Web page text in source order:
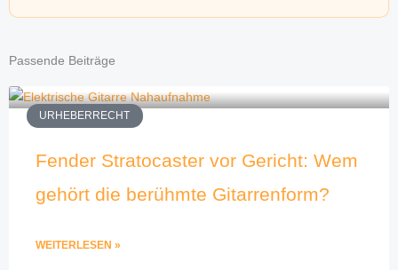
Passende Beiträge
URHEBERRECHT
Fender Stratocaster vor Gericht: Wem
gehört die berühmte Gitarrenform?
WEITERLESEN »